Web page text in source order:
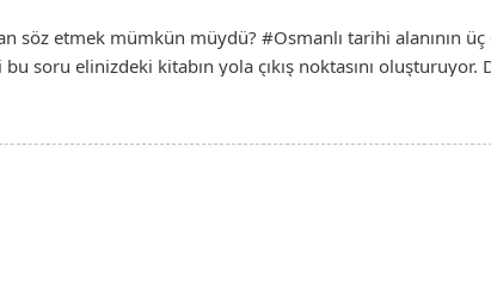
söz etmek mümkün müydü? #Osmanlı tarihi alanının
soru elinizdeki kitabın yola çıkış noktasını oluşturuyor.